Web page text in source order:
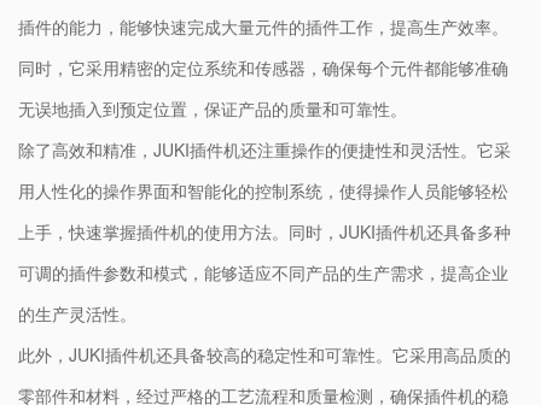
插件的能力，能够快速完成大量元件的插件工作，提高生产效率。
同时，它采用精密的定位系统和传感器，确保每个元件都能够准确
无误地插入到预定位置，保证产品的质量和可靠性。
除了高效和精准，JUKI插件机还注重操作的便捷性和灵活性。它采
用人性化的操作界面和智能化的控制系统，使得操作人员能够轻松
上手，快速掌握插件机的使用方法。同时，JUKI插件机还具备多种
可调的插件参数和模式，能够适应不同产品的生产需求，提高企业
的生产灵活性。
此外，JUKI插件机还具备较高的稳定性和可靠性。它采用高品质的
零部件和材料，经过严格的工艺流程和质量检测，确保插件机的稳